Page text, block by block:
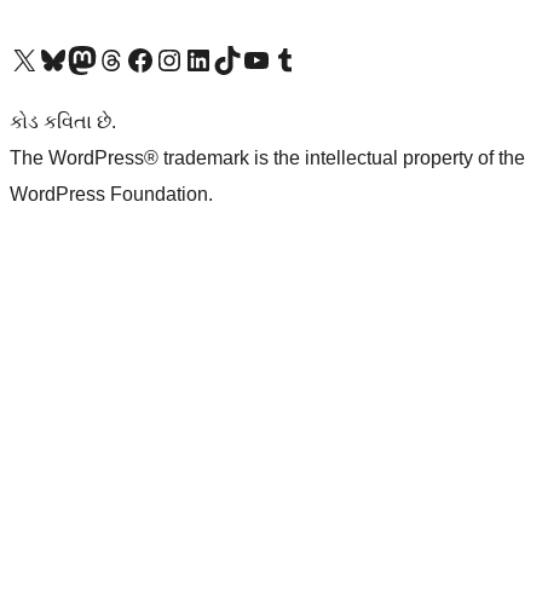
અમારા X (અગાઉ ટ્વિટર) એકાઉન્ટની મુલાકાત લોઅમારા Bluesky એકાઉન્ટની મુલાકાત લોઅમારા માસ્ટોડોન એકાઉન્ટની મુલાકાત લોઅમારા Threads એકાઉન્ટની મુલાકાત લો અમારા ફેસબુક પેજની મુલાકાત લોઅમારા ઇન્સ્ટાગ્રામ એકાઉન્ટની મુલાકાત લો અમારા LinkedIn એકાઉન્ટની મુલાકાત લોઅમારા TikTok એકાઉન્ટની મુલાકાત લોઅમારી YouTube ચેનલની મુલાકાત લો અમારા Tumblr એકાઉન્ટની મુલાકાત લો
કોડ કવિતા છે.
The WordPress® trademark is the intellectual property of the
WordPress Foundation.